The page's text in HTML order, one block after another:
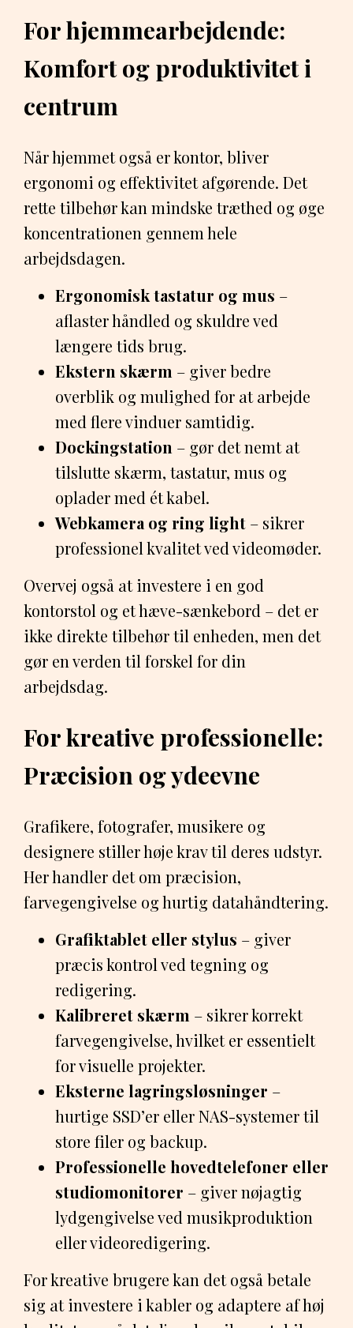
For hjemmearbejdende:
Komfort og produktivitet i
centrum
Når hjemmet også er kontor, bliver
ergonomi og effektivitet afgørende. Det
rette tilbehør kan mindske træthed og øge
koncentrationen gennem hele
arbejdsdagen.
Ergonomisk tastatur og mus –
aflaster håndled og skuldre ved
længere tids brug.
Ekstern skærm – giver bedre
overblik og mulighed for at arbejde
med flere vinduer samtidig.
Dockingstation – gør det nemt at
tilslutte skærm, tastatur, mus og
oplader med ét kabel.
Webkamera og ring light – sikrer
professionel kvalitet ved videomøder.
Overvej også at investere i en god
kontorstol og et hæve-sænkebord – det er
ikke direkte tilbehør til enheden, men det
gør en verden til forskel for din
arbejdsdag.
For kreative professionelle:
Præcision og ydeevne
Grafikere, fotografer, musikere og
designere stiller høje krav til deres udstyr.
Her handler det om præcision,
farvegengivelse og hurtig datahåndtering.
Grafiktablet eller stylus – giver
præcis kontrol ved tegning og
redigering.
Kalibreret skærm – sikrer korrekt
farvegengivelse, hvilket er essentielt
for visuelle projekter.
Eksterne lagringsløsninger –
hurtige SSD’er eller NAS-systemer til
store filer og backup.
Professionelle hovedtelefoner eller
studiomonitorer – giver nøjagtig
lydgengivelse ved musikproduktion
eller videoredigering.
For kreative brugere kan det også betale
sig at investere i kabler og adaptere af høj